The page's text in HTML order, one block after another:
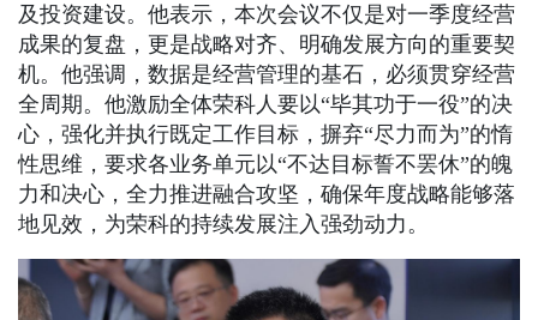
及投资建设。他表示，本次会议不仅是对一季度经营
成果的复盘，更是战略对齐、明确发展方向的重要契
机。他强调，数据是经营管理的基石，必须贯穿经营
全周期。他激励全体荣科人要以“毕其功于一役”的决
心，强化并执行既定工作目标，摒弃“尽力而为”的惰
性思维，要求各业务单元以“不达目标誓不罢休”的魄
力和决心，全力推进融合攻坚，确保年度战略能够落
地见效，为荣科的持续发展注入强劲动力。